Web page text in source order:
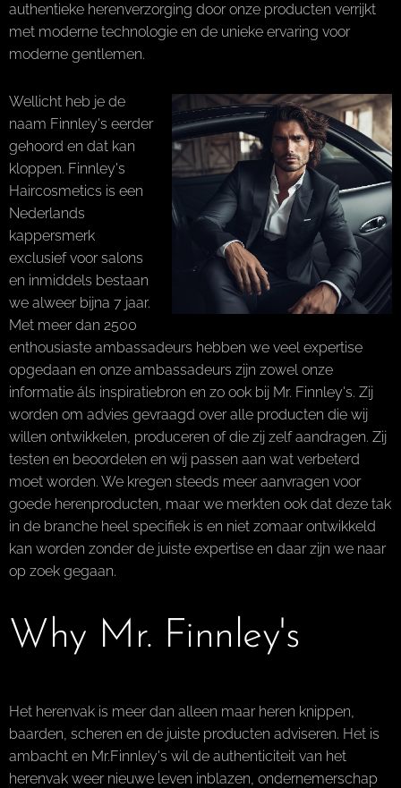
authentieke herenverzorging door onze producten verrijkt
met moderne technologie en de unieke ervaring voor
moderne gentlemen.
Wellicht heb je de
naam Finnley's eerder
gehoord en dat kan
kloppen. Finnley's
Haircosmetics is een
Nederlands
kappersmerk
exclusief voor salons
en inmiddels bestaan
we alweer bijna 7 jaar.
Met meer dan 2500
enthousiaste ambassadeurs hebben we veel expertise
opgedaan en onze ambassadeurs zijn zowel onze
informatie áls inspiratiebron en zo ook bij Mr. Finnley's. Zij
worden om advies gevraagd over alle producten die wij
willen ontwikkelen, produceren of die zij zelf aandragen. Zij
testen en beoordelen en wij passen aan wat verbeterd
moet worden. We kregen steeds meer aanvragen voor
goede herenproducten, maar we merkten ook dat deze tak
in de branche heel specifiek is en niet zomaar ontwikkeld
kan worden zonder de juiste expertise en daar zijn we naar
op zoek gegaan.
Why Mr. Finnley's
Het herenvak is meer dan alleen maar heren knippen,
baarden, scheren en de juiste producten adviseren. Het is
ambacht en Mr.Finnley's wil de authenticiteit van het
herenvak weer nieuwe leven inblazen, ondernemerschap